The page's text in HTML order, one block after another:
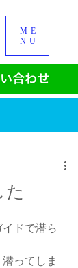
ME
NU
ドで潜ら
ってしま